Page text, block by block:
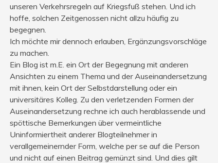
unseren Verkehrsregeln auf Kriegsfuß stehen. Und ich
hoffe, solchen Zeitgenossen nicht allzu häufig zu
begegnen.
Ich möchte mir dennoch erlauben, Ergänzungsvorschläge
zu machen.
Ein Blog ist m.E. ein Ort der Begegnung mit anderen
Ansichten zu einem Thema und der Auseinandersetzung
mit ihnen, kein Ort der Selbstdarstellung oder ein
universitäres Kolleg. Zu den verletzenden Formen der
Auseinandersetzung rechne ich auch herablassende und
spöttische Bemerkungen über vermeintliche
Uninformiertheit anderer Blogteilnehmer in
verallgemeinernder Form, welche per se auf die Person
und nicht auf einen Beitrag gemünzt sind. Und dies gilt